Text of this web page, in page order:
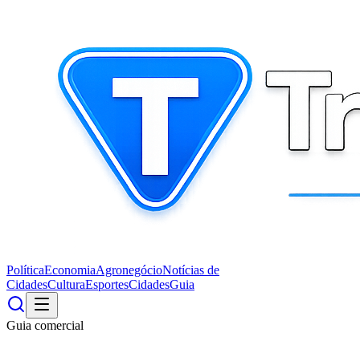
PolíticaEconomiaAgronegócioNotícias de
CidadesCulturaEsportesCidadesGuia
Guia comercial